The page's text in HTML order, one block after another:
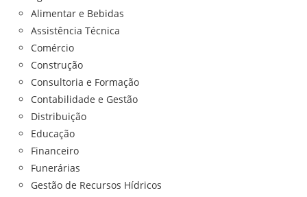
Alimentar e Bebidas
Assistência Técnica
Comércio
Construção
Consultoria e Formação
Contabilidade e Gestão
Distribuição
Educação
Financeiro
Funerárias
Gestão de Recursos Hídricos